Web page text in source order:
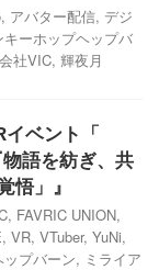
, アバター配信, デジ
キーホップヘップバ
社VIC, 輝夜月
ベント「
語を紡ぎ、共
悟」』
, FAVRIC UNION,
, VR, VTuber, YuNi,
プバーン, ミライア